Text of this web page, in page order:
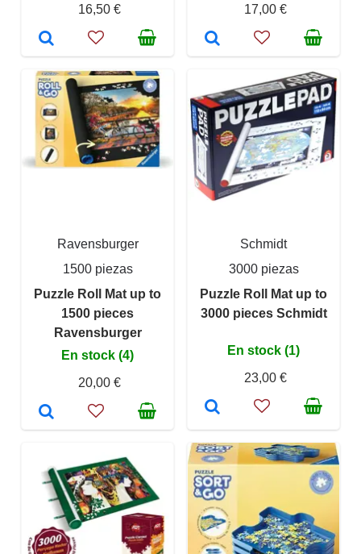
16,50 € 17,00 €
Ravensburger
1500 piezas
Puzzle Roll Mat up to
1500 pieces
Ravensburger
En stock (4)
20,00 €
Schmidt
3000 piezas
Puzzle Roll Mat up to
3000 pieces Schmidt
En stock (1)
23,00 €